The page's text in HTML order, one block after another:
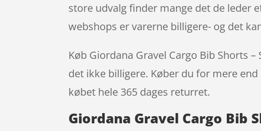
store udvalg finder mange det de leder
webshops er varerne billigere- og det
Køb Giordana Gravel Cargo Bib Shorts
det ikke billigere. Køber du for mere
købet hele 365 dages returret.
Giordana Gravel Cargo Bib